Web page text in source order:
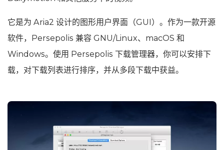
它是为 Aria2 设计的图形用户界面（GUI）。作为一款开源
软件，Persepolis 兼容 GNU/Linux、macOS 和
Windows。使用 Persepolis 下载管理器，你可以安排下
载，对下载列表进行排序，并从多段下载中获益。